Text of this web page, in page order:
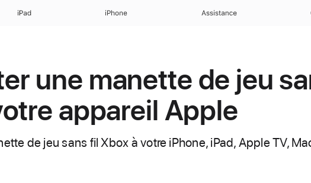
iPad iPhone Assistance
une manette de jeu
appareil Apple
de jeu sans fil Xbox à votre iPhone, iPad, Apple TV,